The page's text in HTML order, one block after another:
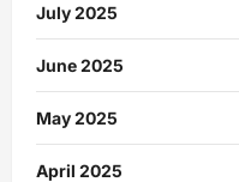
July 2025
June 2025
May 2025
April 2025